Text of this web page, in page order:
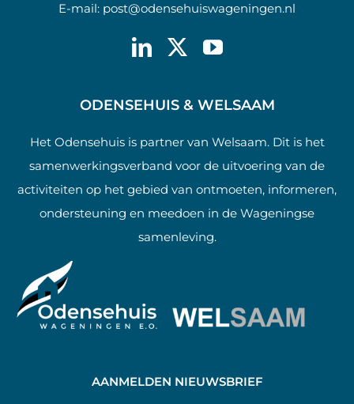
E-mail: post@odensehuiswageningen.nl
ODENSEHUIS & WELSAAM
Het Odensehuis is partner van Welsaam. Dit is het
samenwerkingsverband voor de uitvoering van de
activiteiten op het gebied van ontmoeten, informeren,
ondersteuning en meedoen in de Wageningse
samenleving.
AANMELDEN NIEUWSBRIEF